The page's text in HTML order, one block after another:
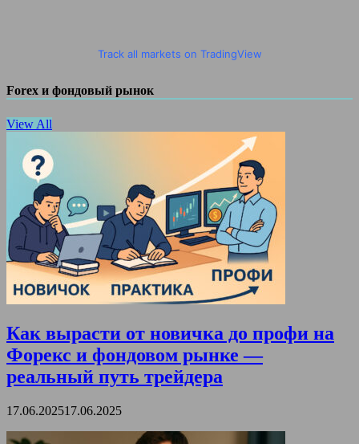
Track all markets on TradingView
Forex и фондовый рынок
View All
Как вырасти от новичка до профи на
Форекс и фондовом рынке —
реальный путь трейдера
17.06.202517.06.2025